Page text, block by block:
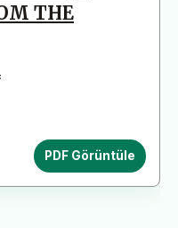
THE
PDF Görüntüle